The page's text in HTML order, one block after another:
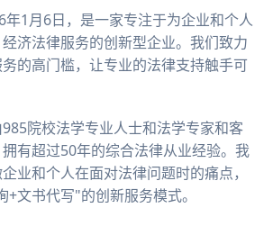
年1月6日，是一家专注于为企业和个人
济法律服务的创新型企业。我们致力
的高门槛，让专业的法律支持触手可
院校法学专业人士和法学专家和客
有超过50年的综合法律从业经验。我
业和个人在面对法律问题时的痛点，
文书代写"的创新服务模式。